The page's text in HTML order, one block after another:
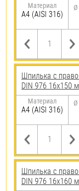
Материал
A4 (AISI 316)
Ø
Шпилька с
DIN 976 16х150
Материал
A4 (AISI 316)
Ø
Шпилька с
DIN 976 16х160